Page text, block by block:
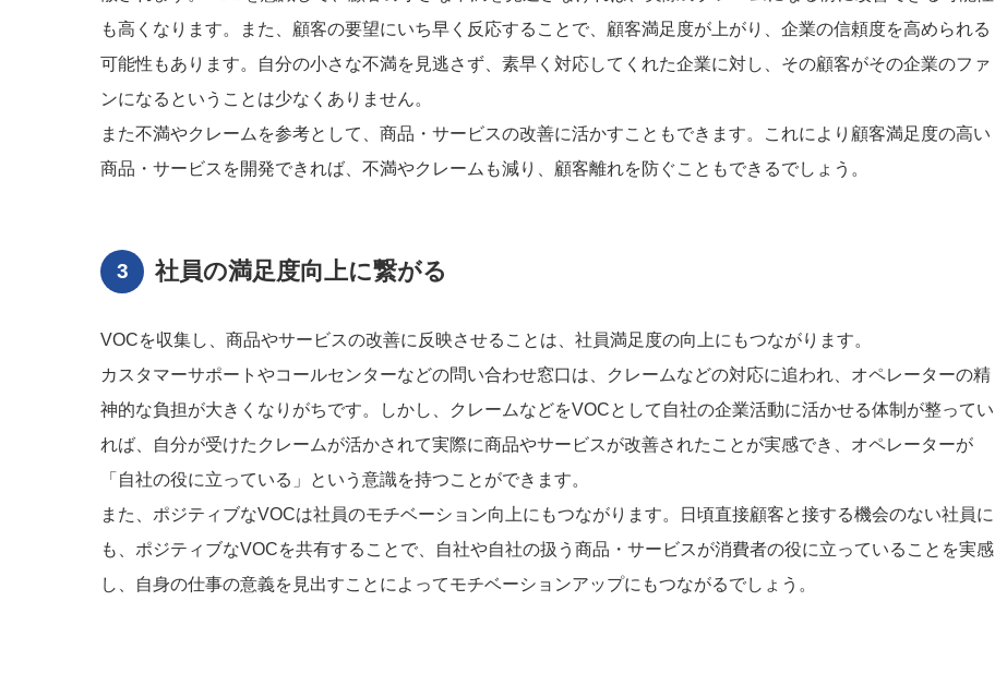
も高くなります。また、顧客の要望にいち早く反応することで、顧客満足度が上がり、企業の信頼度を高められる
可能性もあります。自分の小さな不満を見逃さず、素早く対応してくれた企業に対し、その顧客がその企業のファ
ンになるということは少なくありません。
また不満やクレームを参考として、商品・サービスの改善に活かすこともできます。これにより顧客満足度の高い
商品・サービスを開発できれば、不満やクレームも減り、顧客離れを防ぐこともできるでしょう。
社員の満足度向上に繋がる
VOCを収集し、商品やサービスの改善に反映させることは、社員満足度の向上にもつながります。
カスタマーサポートやコールセンターなどの問い合わせ窓口は、クレームなどの対応に追われ、オペレーターの精
神的な負担が大きくなりがちです。しかし、クレームなどをVOCとして自社の企業活動に活かせる体制が整ってい
れば、自分が受けたクレームが活かされて実際に商品やサービスが改善されたことが実感でき、オペレーターが
「自社の役に立っている」という意識を持つことができます。
また、ポジティブなVOCは社員のモチベーション向上にもつながります。日頃直接顧客と接する機会のない社員に
も、ポジティブなVOCを共有することで、自社や自社の扱う商品・サービスが消費者の役に立っていることを実感
し、自身の仕事の意義を見出すことによってモチベーションアップにもつながるでしょう。